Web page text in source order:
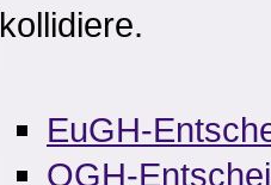
kollidiere.
EuGH-
OGH-